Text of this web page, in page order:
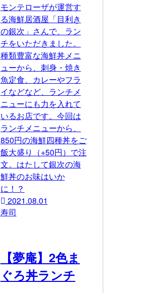
モンテローザが運営す
る海鮮居酒屋「目利き
の銀次」さんで、ラン
チをいただきました。
種類豊富な海鮮丼メニ
ューから、刺身・焼き
魚定食、カレーやフラ
イなどなど、ランチメ
ニューにも力を入れて
いるお店です。今回は
ランチメニューから、
850円の海鮮四種丼をご
飯大盛り（+50円）で注
文。はたして銀次の海
鮮丼のお味はいか
に！？
2021.08.01
寿司
【夢庵】2色ま
ぐろ丼ランチ